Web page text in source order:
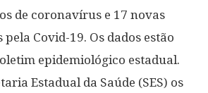
de coronavírus e 17 novas
Covid-19. Os dados estão
epidemiológico estadual.
Estadual da Saúde (SES) os